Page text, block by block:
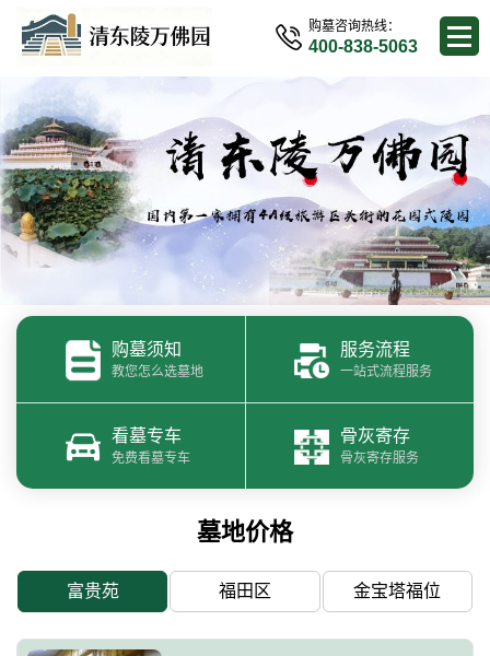
购墓咨询热线：
400-838-5063
购墓须知
教您怎么选墓地
服务流程
一站式流程服务
看墓专车
免费看墓专车
骨灰寄存
骨灰寄存服务
墓地价格
富贵苑 福田区 金宝塔福位